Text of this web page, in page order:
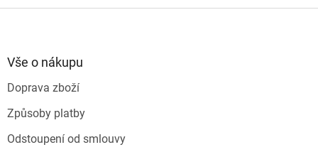
Vše o nákupu
Doprava zboží
Způsoby platby
Odstoupení od smlouvy